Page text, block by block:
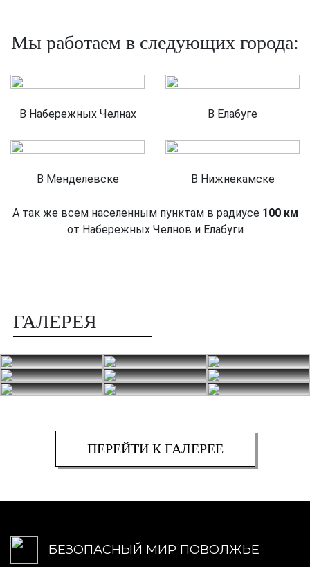
Мы работаем в следующих города:
В Набережных Челнах В Елабуге
В Менделевске В Нижнекамске
А так же всем населенным пунктам в радиусе 100 км
от Набережных Челнов и Елабуги
ГАЛЕРЕЯ
ПЕРЕЙТИ К ГАЛЕРЕЕ
БЕЗОПАСНЫЙ МИР ПОВОЛЖЬЕ